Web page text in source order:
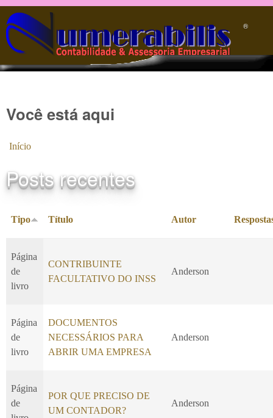
Pular para o conteúdo principal
®️
Você está aqui
Início
Posts recentes
Tipo Título Autor
Página
de
livro
CONTRIBUINTE
FACULTATIVO DO INSS
Anderson
Página
de
livro
DOCUMENTOS
NECESSÁRIOS PARA
ABRIR UMA EMPRESA
Anderson
Página
de
POR QUE PRECISO DE
UM CONTADOR?
Anderson